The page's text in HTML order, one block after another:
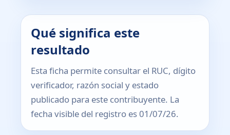
Qué significa este
resultado
Esta ficha permite consultar el RUC, dígito
verificador, razón social y estado
publicado para este contribuyente. La
fecha visible del registro es 01/07/26.